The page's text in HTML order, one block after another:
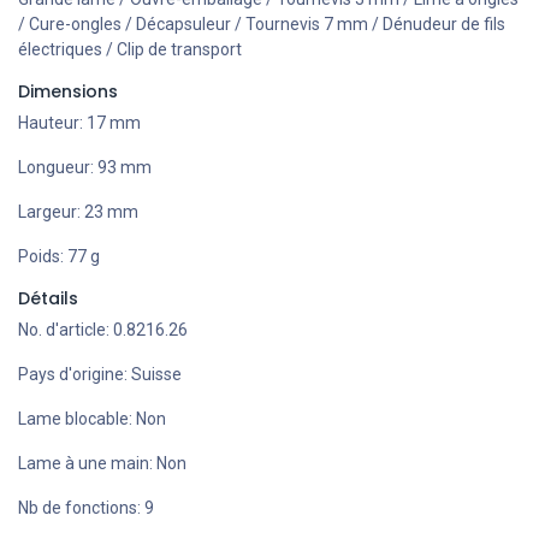
/ Cure-ongles / Décapsuleur / Tournevis 7 mm / Dénudeur de fils
électriques / Clip de transport
Dimensions
Hauteur: 17 mm
Longueur: 93 mm
Largeur: 23 mm
Poids: 77 g
Détails
No. d'article: 0.8216.26
Pays d'origine: Suisse
Lame blocable: Non
Lame à une main: Non
Nb de fonctions: 9